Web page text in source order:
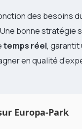
des besoins
bonne stratégie
temps réel,
en qualité
Europa-Park